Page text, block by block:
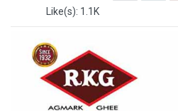
Like(s): 1.1K